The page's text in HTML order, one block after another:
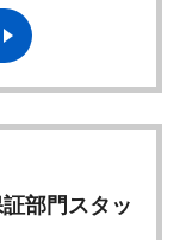
部門スタッ